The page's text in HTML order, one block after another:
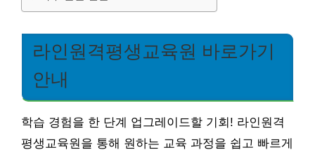
라인원격평생교육원 바로가기
안내
학습 경험을 한 단계 업그레이드할 기회! 라인원격
평생교육원을 통해 원하는 교육 과정을 쉽고 빠르게